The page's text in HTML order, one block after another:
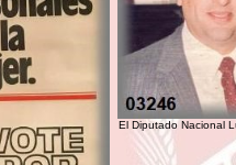
El Diputado Nacional